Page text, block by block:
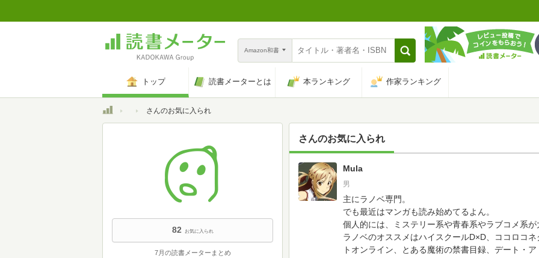
Amazon和書
トップ 読書メーターとは 本ランキング 作家ランキング
トップ さんのお気に入られ
さんのお気に入られ
82 Mula
男
主にラノベ専門。
でも最近はマンガも読み始めてるよん。
個人的には、ミステリー系や青春系やラブコメ系が
ラノベのオススメはハイスクールD×D、ココロコ
トオンライン、とある魔術の禁書目録、デート・
82 お気に入られ
7月の読書メーターまとめ